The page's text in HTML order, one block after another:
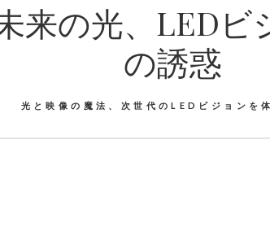
来の光、LEDビ
の誘惑
光と映像の魔法、次世代のLEDビジョンを